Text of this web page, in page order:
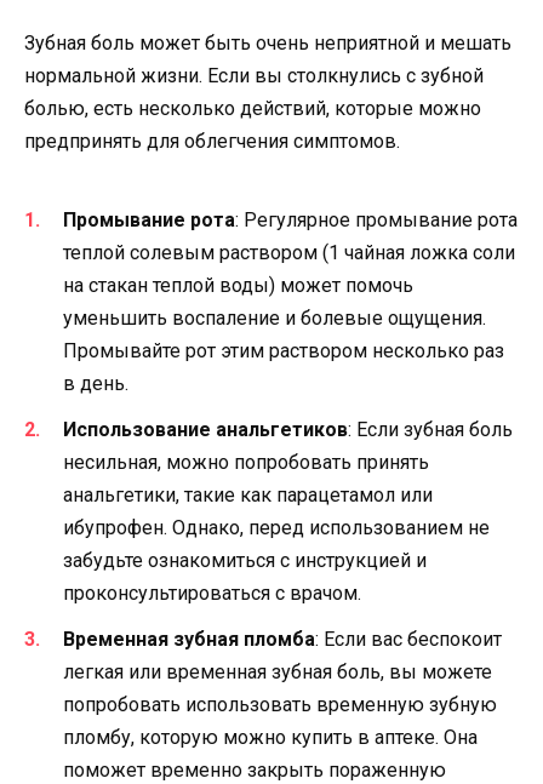
Зубная боль может быть очень неприятной и мешать
нормальной жизни. Если вы столкнулись с зубной
болью, есть несколько действий, которые можно
предпринять для облегчения симптомов.
Промывание рота: Регулярное промывание рота
теплой солевым раствором (1 чайная ложка соли
на стакан теплой воды) может помочь
уменьшить воспаление и болевые ощущения.
Промывайте рот этим раствором несколько раз
в день.
Использование анальгетиков: Если зубная боль
несильная, можно попробовать принять
анальгетики, такие как парацетамол или
ибупрофен. Однако, перед использованием не
забудьте ознакомиться с инструкцией и
проконсультироваться с врачом.
Временная зубная пломба: Если вас беспокоит
легкая или временная зубная боль, вы можете
попробовать использовать временную зубную
пломбу, которую можно купить в аптеке. Она
поможет временно закрыть пораженную